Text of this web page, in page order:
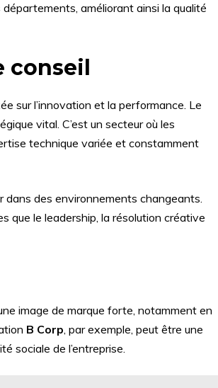
améliorant ainsi la qualité
conseil
sur l’innovation et la performance. Le
vital. C’est un secteur où les
technique variée et constamment
des environnements changeants.
que le leadership, la résolution créative
image de marque forte, notamment en
B Corp, par exemple, peut être une
sociale de l’entreprise.